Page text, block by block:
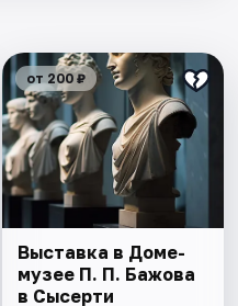
от 200 ₽
Выставка в Доме-
музее П. П. Бажова
в Сысерти